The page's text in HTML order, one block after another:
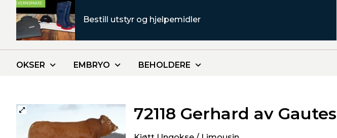
Bestill utstyr og hjelpemidler
OKSER EMBRYO BEHOLDERE
72118 Gerhard av